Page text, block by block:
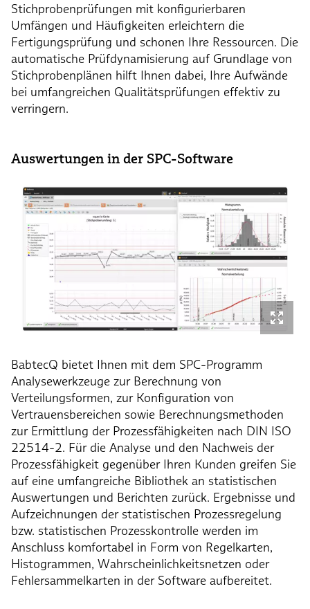
Stichprobenprüfungen mit konfigurierbaren
Umfängen und Häufigkeiten erleichtern die
Fertigungsprüfung und schonen Ihre Ressourcen. Die
automatische Prüfdynamisierung auf Grundlage von
Stichprobenplänen hilft Ihnen dabei, Ihre Aufwände
bei umfangreichen Qualitätsprüfungen effektiv zu
verringern.
Auswertungen in der SPC-Software
BabtecQ bietet Ihnen mit dem SPC-Programm
Analysewerkzeuge zur Berechnung von
Verteilungsformen, zur Konfiguration von
Vertrauensbereichen sowie Berechnungsmethoden
zur Ermittlung der Prozessfähigkeiten nach DIN ISO
22514-2. Für die Analyse und den Nachweis der
Prozessfähigkeit gegenüber Ihren Kunden greifen Sie
auf eine umfangreiche Bibliothek an statistischen
Auswertungen und Berichten zurück. Ergebnisse und
Aufzeichnungen der statistischen Prozessregelung
bzw. statistischen Prozesskontrolle werden im
Anschluss komfortabel in Form von Regelkarten,
Histogrammen, Wahrscheinlichkeitsnetzen oder
Fehlersammelkarten in der Software aufbereitet.